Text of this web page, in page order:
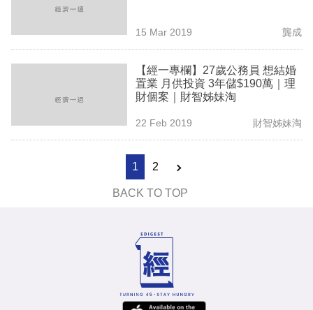
15 Mar 2019 龔成
【經一專欄】27歲公務員 想結婚
置業 月供投資 3年儲$190萬｜理
財個案｜財智姊妹淘
22 Feb 2019 財智姊妹淘
1 2
BACK TO TOP